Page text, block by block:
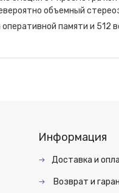
объемный
памяти и
Информация
Доставка и
Возврат и